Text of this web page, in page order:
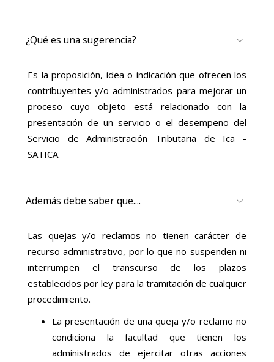
¿Qué es una sugerencia?
Es la proposición, idea o indicación que ofrecen los
contribuyentes y/o administrados para mejorar un
proceso cuyo objeto está relacionado con la
presentación de un servicio o el desempeño del
Servicio de Administración Tributaria de Ica -
SATICA.
Además debe saber que....
Las quejas y/o reclamos no tienen carácter de
recurso administrativo, por lo que no suspenden ni
interrumpen el transcurso de los plazos
establecidos por ley para la tramitación de cualquier
procedimiento.
La presentación de una queja y/o reclamo no
condiciona la facultad que tienen los
administrados de ejercitar otras acciones